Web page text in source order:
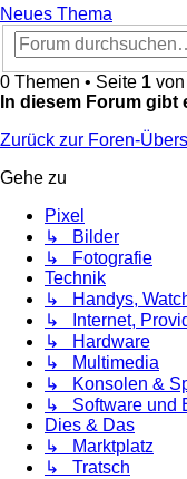
Neues Thema
0 Themen • Seite 1 von
In diesem Forum
Zurück zur Foren-
Gehe zu
Pixel
↳ Bilder
↳ Fotografie
Technik
↳ Handys,
↳ Internet,
↳ Hardware
↳ Multimedia
↳ Konsolen &
↳ Software und
Dies & Das
↳ Marktplatz
↳ Tratsch